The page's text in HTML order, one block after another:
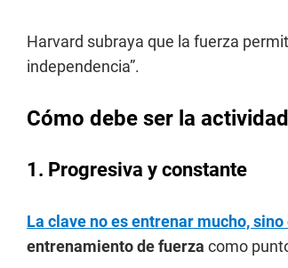
Harvard subraya que la fuerza
independencia”.
Cómo debe ser la
1. Progresiva y constante
La clave no es entrenar mucho,
entrenamiento de fuerza como